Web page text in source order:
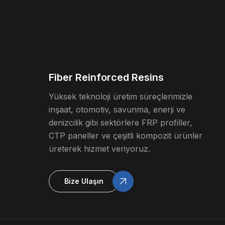
Fiber Reinforced Resins
Yüksek teknoloji üretim süreçlerimizle
inşaat, otomotiv, savunma, enerji ve
denizcilik gibi sektörlere FRP profiller,
CTP paneller ve çeşitli kompozit ürünler
üreterek hizmet veriyoruz.
Bize Ulaşın